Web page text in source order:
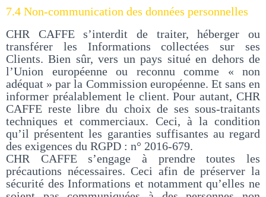
7.4 Non-communication des données personnelles
CHR CAFFE s’interdit de traiter, héberger ou
transférer les Informations collectées sur ses
Clients. Bien sûr, vers un pays situé en dehors de
l’Union européenne ou reconnu comme « non
adéquat » par la Commission européenne. Et sans en
informer préalablement le client. Pour autant, CHR
CAFFE reste libre du choix de ses sous-traitants
techniques et commerciaux. Ceci, à la condition
qu’il présentent les garanties suffisantes au regard
des exigences du RGPD : n° 2016-679.
CHR CAFFE s’engage à prendre toutes les
précautions nécessaires. Ceci afin de préserver la
sécurité des Informations et notamment qu’elles ne